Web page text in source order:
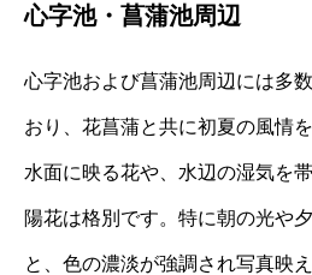
心字池・菖蒲池周辺
心字池および菖蒲池周辺には多
おり、花菖蒲と共に初夏の風情
水面に映る花や、水辺の湿気を
陽花は格別です。特に朝の光や
と、色の濃淡が強調され写真映